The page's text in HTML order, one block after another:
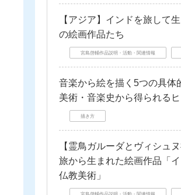
【アジア】インドを旅して
の絵画作品たち
宮島啓輔作品説明・活動・関連情報
音楽から絵を描く5つの具体
美術・音楽史から得られるヒ
描き方
【霊鳥ガルーダとヴィシュ
旅から生まれた絵画作品「イ
仏教美術」
宮島啓輔作品説明・活動・関連情報